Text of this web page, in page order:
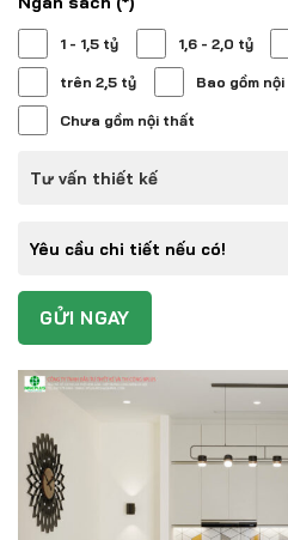
1 - 1,5 tỷ 1,6 - 2,0 tỷ
trên 2,5 tỷ Bao gồm
Chưa gồm nội thất